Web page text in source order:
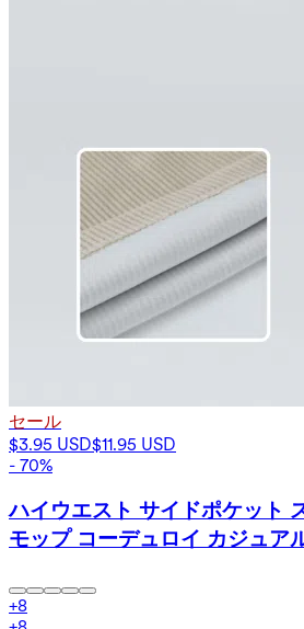
セール
$3.95 USD$11.95 USD
- 70%
ハイウエスト サイドポケット
モップ コーデュロイ カジュア
+8